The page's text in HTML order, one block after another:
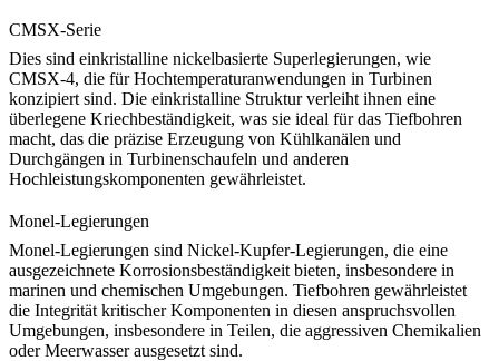
CMSX-Serie
Dies sind einkristalline nickelbasierte Superlegierungen, wie
CMSX-4, die für Hochtemperaturanwendungen in Turbinen
konzipiert sind. Die einkristalline Struktur verleiht ihnen eine
überlegene Kriechbeständigkeit, was sie ideal für das Tiefbohren
macht, das die präzise Erzeugung von Kühlkanälen und
Durchgängen in Turbinenschaufeln und anderen
Hochleistungskomponenten gewährleistet.
Monel-Legierungen
Monel-Legierungen sind Nickel-Kupfer-Legierungen, die eine
ausgezeichnete Korrosionsbeständigkeit bieten, insbesondere in
marinen und chemischen Umgebungen. Tiefbohren gewährleistet
die Integrität kritischer Komponenten in diesen anspruchsvollen
Umgebungen, insbesondere in Teilen, die aggressiven Chemikalien
oder Meerwasser ausgesetzt sind.